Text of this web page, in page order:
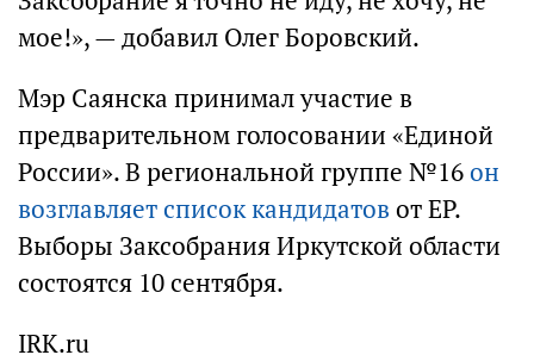
мое!», — добавил Олег Боровский.
Мэр Саянска принимал участие в
предварительном голосовании «Единой
России». В региональной группе №16он
возглавляет список кандидатов от ЕР.
Выборы Заксобрания Иркутской области
состоятся 10 сентября.
IRK.ru